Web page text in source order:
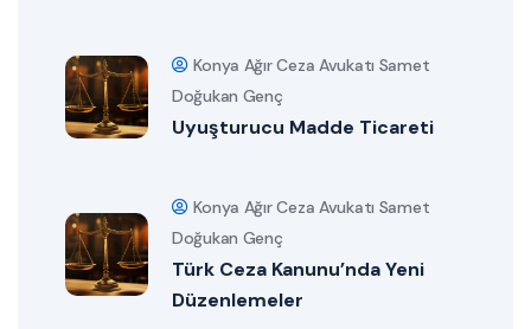
Konya Ağır Ceza Avukatı Samet
Doğukan Genç
Uyuşturucu Madde Ticareti
Konya Ağır Ceza Avukatı Samet
Doğukan Genç
Türk Ceza Kanunu’nda Yeni
Düzenlemeler